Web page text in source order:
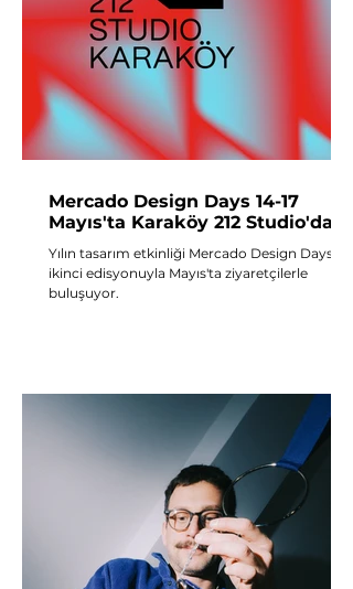
Mercado Design Days 14-17
Mayıs'ta Karaköy 212 Studio'da!
Yılın tasarım etkinliği Mercado Design Days
ikinci edisyonuyla Mayıs'ta ziyaretçilerle
buluşuyor.